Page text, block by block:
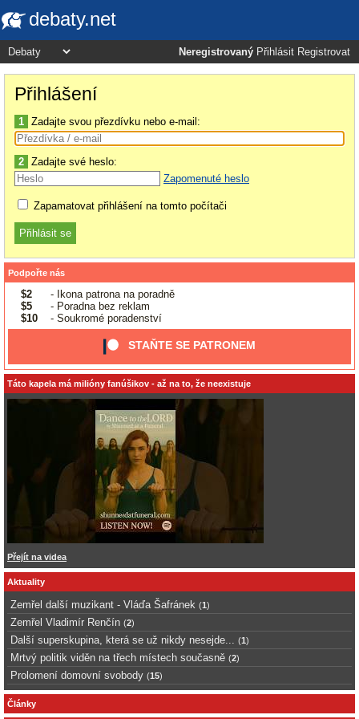
debaty.net
Neregistrovaný Přihlásit Registrovat
Přihlášení
1 Zadajte svou přezdívku nebo e-mail:
2 Zadajte své heslo:
Zapomenuté heslo
Zapamatovat přihlášení na tomto počítači
Podpořte nás
$2
- Ikona patrona na poradně
$5
- Poradna bez reklam
$10
- Soukromé poradenství
STAŇTE SE PATRONEM
Táto kapela má milióny fanúšikov - až na to, že neexistuje
Přejít na videa
Aktuality
Zemřel další muzikant - Vláďa Šafránek (1)
Zemřel Vladimír Renčín (2)
Další superskupina, která se už nikdy nesejde... (1)
Mrtvý politik viděn na třech místech současně (2)
Prolomení domovní svobody (15)
Články